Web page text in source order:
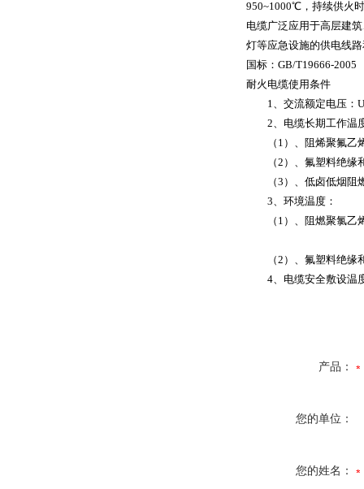
950~1000℃，持续供火
电缆广泛应用于高层建
灯等应急设施的供电线
国标： GB/T19666-2005
耐火电缆使用条件
1、交流额定电压： U
2、电缆长期工作温
（ 1 ）、阻烯聚氟乙
（2 ）、氟塑料绝缘
（3 ）、低卤低烟阻
3、环境温度：
（ 1 ）、阻燃聚氯乙
（2 ）、氟塑料绝缘
4、电缆安全敷设温
产品：
您的单位：
您的姓名：